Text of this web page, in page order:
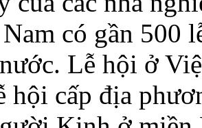
có gần 500
Lễ hội ở
hội cấp địa